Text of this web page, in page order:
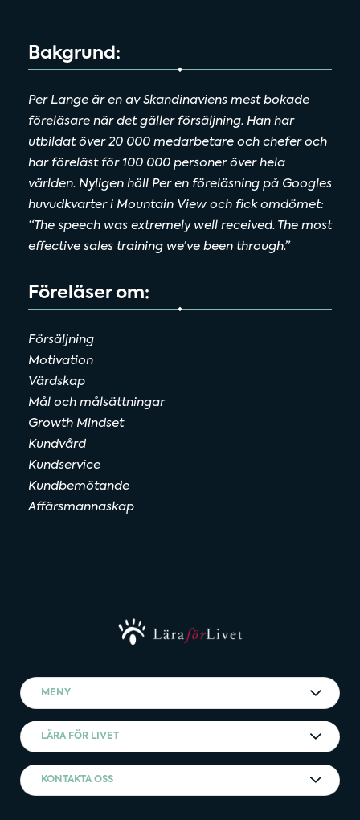
Bakgrund:
Per Lange är en av Skandinaviens mest bokade
föreläsare när det gäller försäljning. Han har
utbildat över 20 000 medarbetare och chefer och
har föreläst för 100 000 personer över hela
världen. Nyligen höll Per en föreläsning på Googles
huvudkvarter i Mountain View och fick omdömet:
“The speech was extremely well received. The most
effective sales training we’ve been through.”
Föreläser om:
Försäljning
Motivation
Värdskap
Mål och målsättningar
Growth Mindset
Kundvård
Kundservice
Kundbemötande
Affärsmannaskap
MENY
LÄRA FÖR LIVET
KONTAKTA OSS